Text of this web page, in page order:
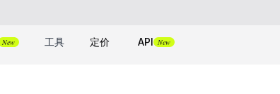
New 工具 定价 API New